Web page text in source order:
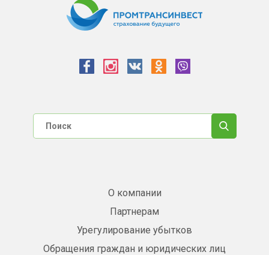
О компании
Партнерам
Урегулирование убытков
Обращения граждан и юридических лиц